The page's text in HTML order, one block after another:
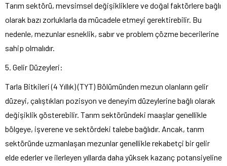
Tarım sektörü, mevsimsel değişikliklere ve doğal faktörlere bağlı
olarak bazı zorluklarla da mücadele etmeyi gerektirebilir. Bu
nedenle, mezunlar esneklik, sabır ve problem çözme becerilerine
sahip olmalıdır.
5. Gelir Düzeyleri:
Tarla Bitkileri (4 Yıllık) (TYT) Bölümünden mezun olanların gelir
düzeyi, çalıştıkları pozisyon ve deneyim düzeylerine bağlı olarak
değişiklik gösterebilir. Tarım sektöründeki maaşlar genellikle
bölgeye, işverene ve sektördeki talebe bağlıdır. Ancak, tarım
sektöründe uzmanlaşan mezunlar genellikle rekabetçi bir gelir
elde ederler ve ilerleyen yıllarda daha yüksek kazanç potansiyeline